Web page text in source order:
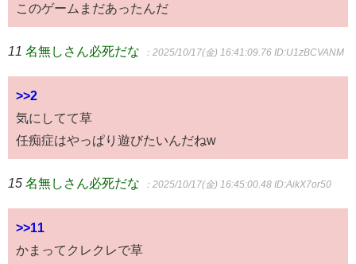
このゲームまだあったんだ
11 名無しさん必死だな ：2025/10/17(金) 16:41:09.76 ID:U1zBCVANM
>>2
気にしてて草
任痴症はやっぱり遊びたいんだねw
15 名無しさん必死だな ：2025/10/17(金) 16:45:00.48 ID:AikX7or50
>>11
かまってクレクレで草